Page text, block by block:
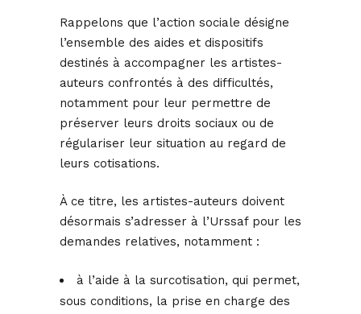
Rappelons que l’action sociale désigne
l’ensemble des aides et dispositifs
destinés à accompagner les artistes-
auteurs confrontés à des difficultés,
notamment pour leur permettre de
préserver leurs droits sociaux ou de
régulariser leur situation au regard de
leurs cotisations.
À ce titre, les artistes-auteurs doivent
désormais s’adresser à l’Urssaf pour les
demandes relatives, notamment :
à l’aide à la surcotisation, qui permet,
sous conditions, la prise en charge des